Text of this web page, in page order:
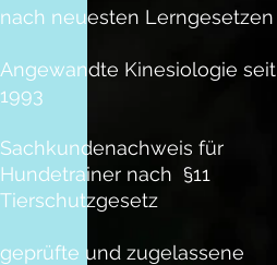
nach neuesten Lerngesetzen
Angewandte Kinesiologie seit
1993
Sachkundenachweis für
Hundetrainer nach §11
Tierschutzgesetz
geprüfte und zugelassene